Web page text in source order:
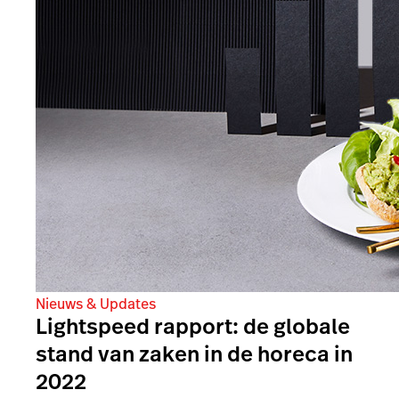
Nieuws & Updates
Lightspeed rapport: de globale
stand van zaken in de horeca in
2022